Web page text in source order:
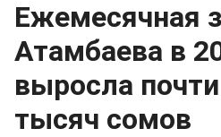
Ежемесячная
Атамбаева в
выросла
тысяч сомов